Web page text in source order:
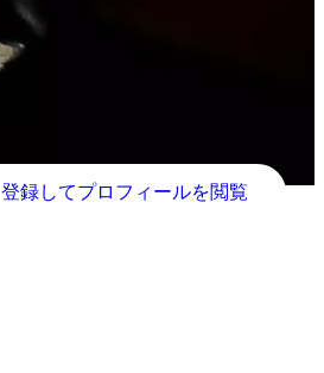
登録してプロフィールを閲覧